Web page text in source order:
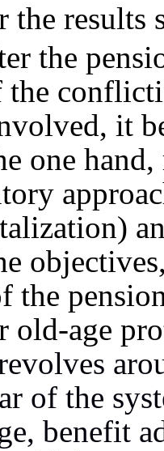
the results
the
the
it
one
the
old-age
of the
benefit